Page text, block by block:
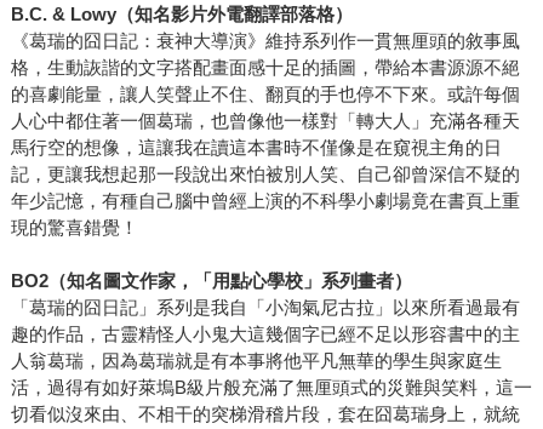
B.C. & Lowy（知名影片外電翻譯部落格）
《葛瑞的囧日記：衰神大導演》維持系列作一貫無厘頭的敘事風
格，生動詼諧的文字搭配畫面感十足的插圖，帶給本書源源不絕
的喜劇能量，讓人笑聲止不住、翻頁的手也停不下來。或許每個
人心中都住著一個葛瑞，也曾像他一樣對「轉大人」充滿各種天
馬行空的想像，這讓我在讀這本書時不僅像是在窺視主角的日
記，更讓我想起那一段說出來怕被別人笑、自己卻曾深信不疑的
年少記憶，有種自己腦中曾經上演的不科學小劇場竟在書頁上重
現的驚喜錯覺！
BO2（知名圖文作家，「用點心學校」系列畫者）
「葛瑞的囧日記」系列是我自「小淘氣尼古拉」以來所看過最有
趣的作品，古靈精怪人小鬼大這幾個字已經不足以形容書中的主
人翁葛瑞，因為葛瑞就是有本事將他平凡無華的學生與家庭生
活，過得有如好萊塢B級片般充滿了無厘頭式的災難與笑料，這一
切看似沒來由、不相干的突梯滑稽片段，套在囧葛瑞身上，就統